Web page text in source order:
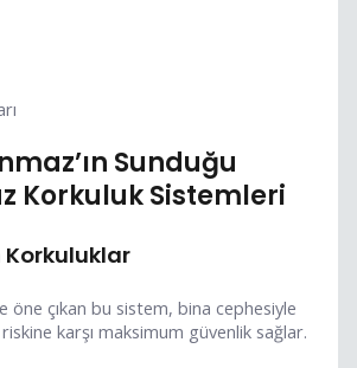
Sunduğu
Korkuluk Sistemleri
Korkuluklar
öne çıkan bu sistem, bina cephesiyle
karşı maksimum güvenlik sağlar.